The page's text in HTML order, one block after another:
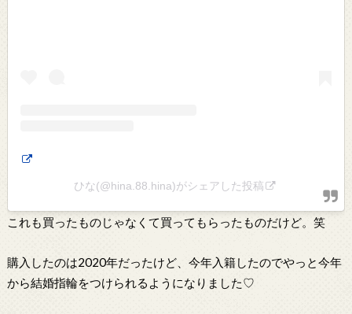
ひな️️️(@hina.88.hina)がシェアした投稿
これも買ったものじゃなくて買ってもらったものだけど。笑
購入したのは2020年だったけど、今年入籍したのでやっと今年
から結婚指輪をつけられるようになりました♡